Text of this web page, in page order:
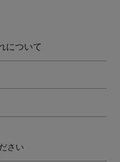
について
さい